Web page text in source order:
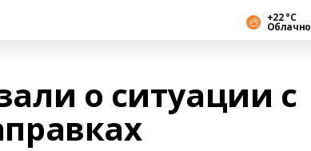
+22 °С
Облачно
о ситуации с